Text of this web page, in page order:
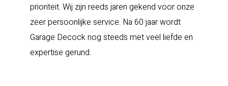
prioriteit. Wij zijn reeds jaren gekend voor onze
zeer persoonlijke service. Na 60 jaar wordt
Garage Decock nog steeds met veel liefde en
expertise gerund.